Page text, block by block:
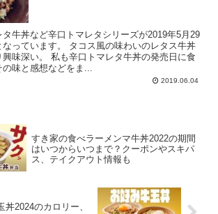
牛丼など辛口トマレタシリーズが2019年5月29
なっています。 タコス風の味わいのレタス牛丼
興味深い。 私も辛口トマレタ牛丼の発売日に食
味と感想などをま...
2019.06.04
すき家の食べラーメンマ牛丼2022の期間
はいつからいつまで？クーポンやスキパ
ス、テイクアウト情報も
2024のカロリー、